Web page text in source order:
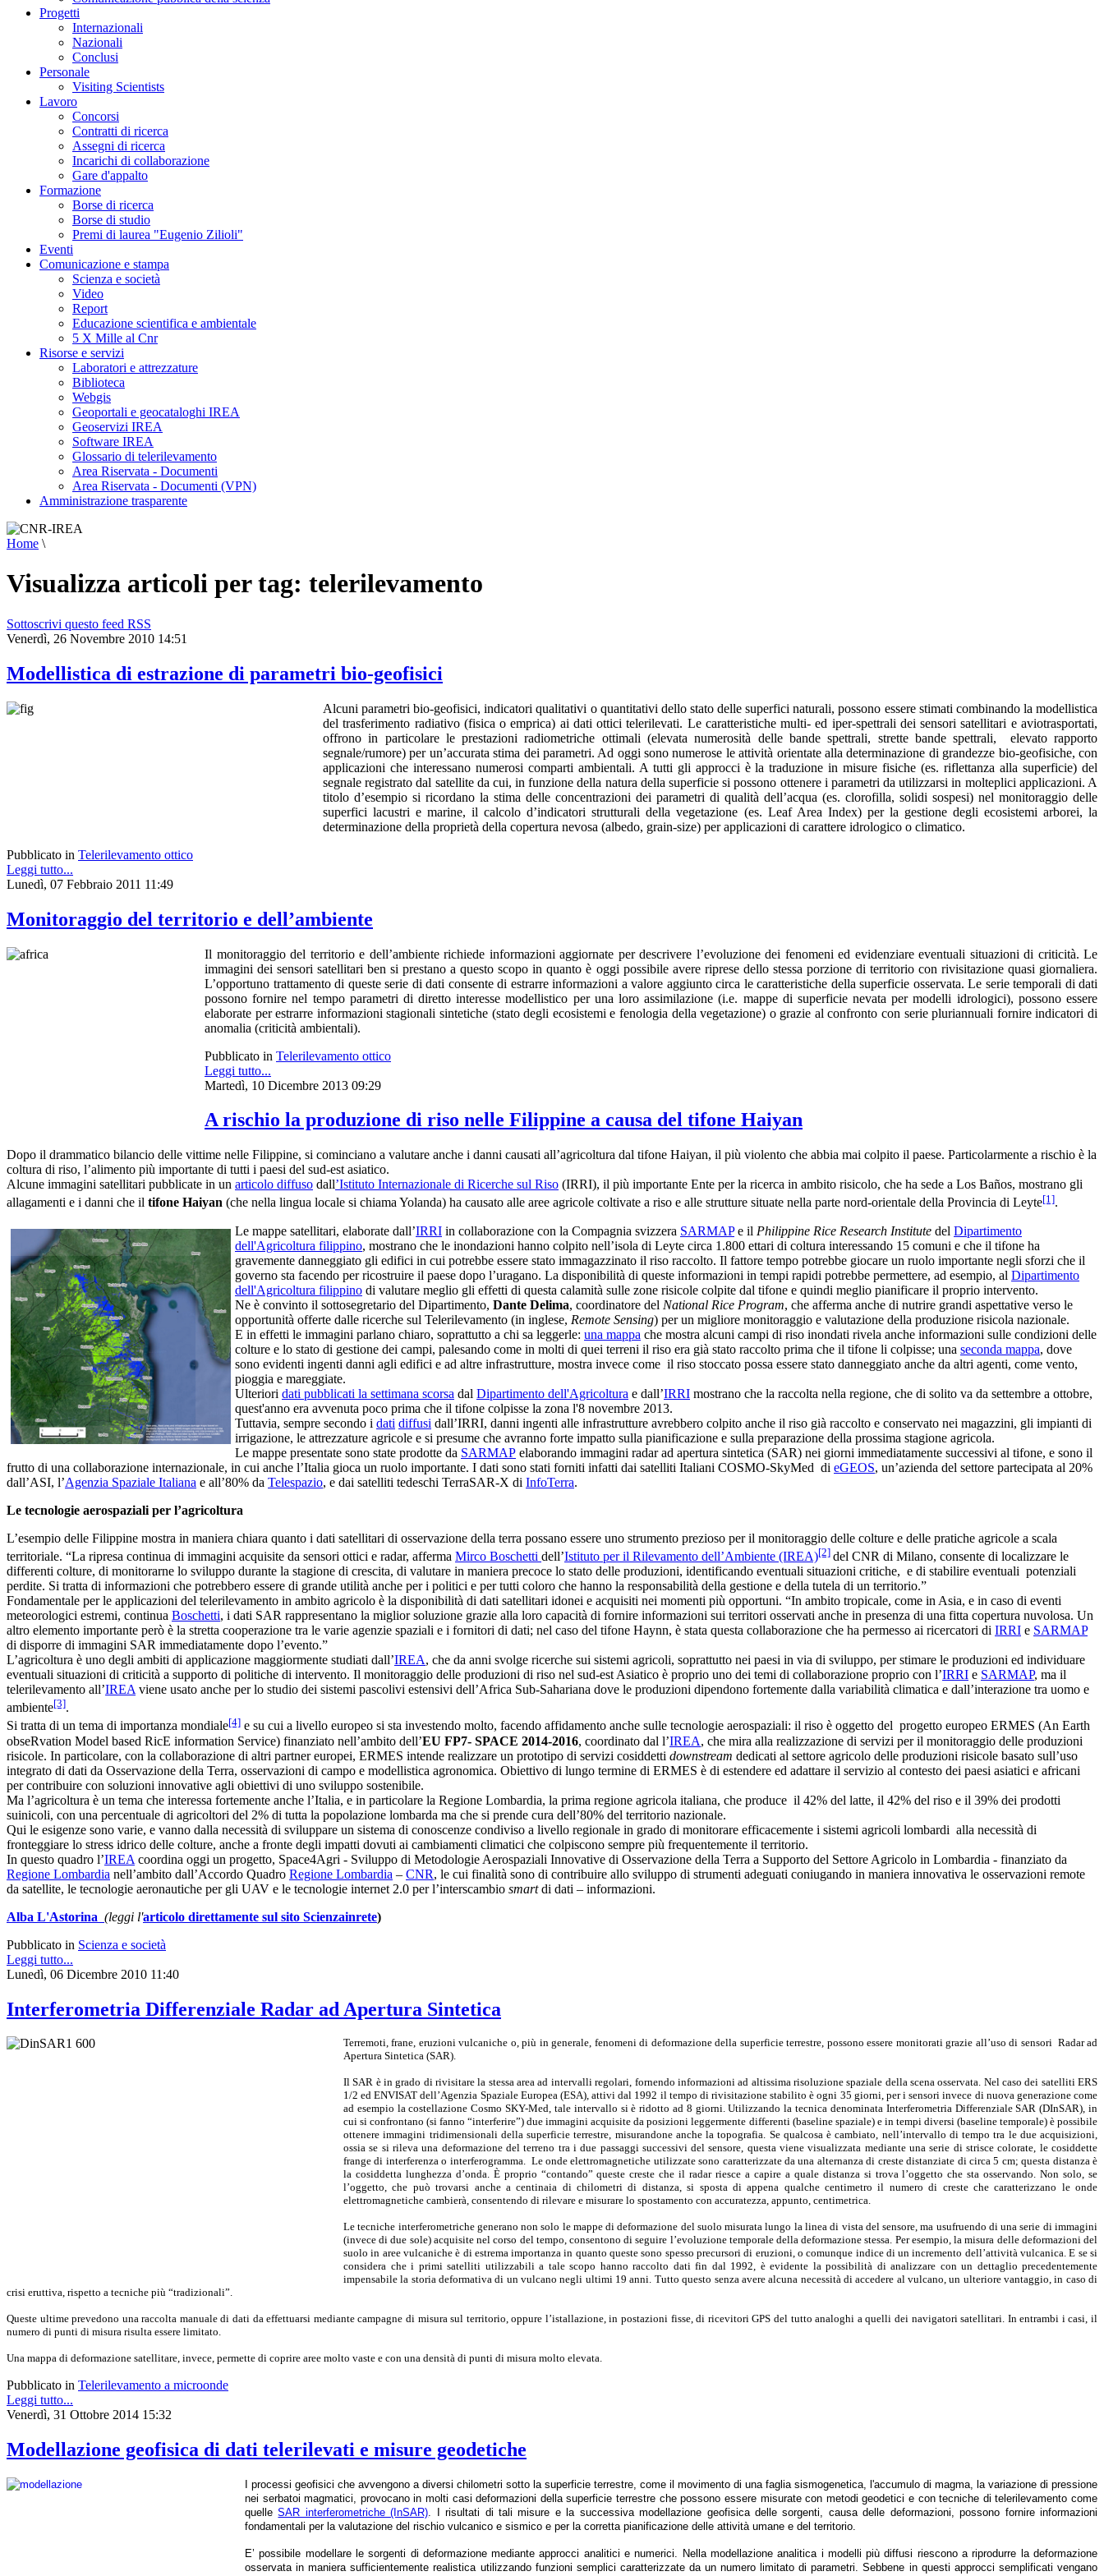
Progetti
Internazionali
Nazionali
Conclusi
Personale
Visiting Scientists
Lavoro
Concorsi
Contratti di ricerca
Assegni di ricerca
Incarichi di collaborazione
Gare d'appalto
Formazione
Borse di ricerca
Borse di studio
Premi di laurea "Eugenio Zilioli"
Eventi
Comunicazione e stampa
Scienza e società
Video
Report
Educazione scientifica e ambientale
5 X Mille al Cnr
Risorse e servizi
Laboratori e attrezzature
Biblioteca
Webgis
Geoportali e geocataloghi IREA
Geoservizi IREA
Software IREA
Glossario di telerilevamento
Area Riservata - Documenti
Area Riservata - Documenti (VPN)
Amministrazione trasparente
Home \
Visualizza articoli per tag: telerilevamento
Sottoscrivi questo feed RSS
Venerdì, 26 Novembre 2010 14:51
Modellistica di estrazione di parametri bio-geofisici
Alcuni parametri bio-geofisici, indicatori qualitativi o quantitativi dello stato delle superfici naturali, possono essere stimati combinando la modellistica
del trasferimento radiativo (fisica o emprica) ai dati ottici telerilevati. Le caratteristiche multi- ed iper-spettrali dei sensori satellitari e aviotrasportati,
offrono in particolare le prestazioni radiometriche ottimali (elevata numerosità delle bande spettrali, strette bande spettrali, elevato rapporto
segnale/rumore) per un’accurata stima dei parametri. Ad oggi sono numerose le attività orientate alla determinazione di grandezze bio-geofisiche, con
applicazioni che interessano numerosi comparti ambientali. A tutti gli approcci è la traduzione in misure fisiche (es. riflettanza alla superficie) del
segnale registrato dal satellite da cui, in funzione della natura della superficie si possono ottenere i parametri da utilizzarsi in molteplici applicazioni. A
titolo d’esempio si ricordano la stima delle concentrazioni dei parametri di qualità dell’acqua (es. clorofilla, solidi sospesi) nel monitoraggio delle
superfici lacustri e marine, il calcolo d’indicatori strutturali della vegetazione (es. Leaf Area Index) per la gestione degli ecosistemi arborei, la
determinazione della proprietà della copertura nevosa (albedo, grain-size) per applicazioni di carattere idrologico o climatico.
Pubblicato in Telerilevamento ottico
Leggi tutto...
Lunedì, 07 Febbraio 2011 11:49
Monitoraggio del territorio e dell’ambiente
Il monitoraggio del territorio e dell’ambiente richiede informazioni aggiornate per descrivere l’evoluzione dei fenomeni ed evidenziare eventuali situazioni di criticità. Le
immagini dei sensori satellitari ben si prestano a questo scopo in quanto è oggi possibile avere riprese dello stessa porzione di territorio con rivisitazione quasi giornaliera.
L’opportuno trattamento di queste serie di dati consente di estrarre informazioni a valore aggiunto circa le caratteristiche della superficie osservata. Le serie temporali di dati
possono fornire nel tempo parametri di diretto interesse modellistico per una loro assimilazione (i.e. mappe di superficie nevata per modelli idrologici), possono essere
elaborate per estrarre informazioni stagionali sintetiche (stato degli ecosistemi e fenologia della vegetazione) o grazie al confronto con serie pluriannuali fornire indicatori di
anomalia (criticità ambientali).
Pubblicato in Telerilevamento ottico
Leggi tutto...
Martedì, 10 Dicembre 2013 09:29
A rischio la produzione di riso nelle Filippine a causa del tifone Haiyan
Dopo il drammatico bilancio delle vittime nelle Filippine, si cominciano a valutare anche i danni causati all’agricoltura dal tifone Haiyan, il più violento che abbia mai colpito il paese. Particolarmente a rischio è la
coltura di riso, l’alimento più importante di tutti i paesi del sud-est asiatico.
Alcune immagini satellitari pubblicate in un articolo diffuso dall’Istituto Internazionale di Ricerche sul Riso (IRRI), il più importante Ente per la ricerca in ambito risicolo, che ha sede a Los Baños, mostrano gli
allagamenti e i danni che il tifone Haiyan (che nella lingua locale si chiama Yolanda) ha causato alle aree agricole coltivate a riso e alle strutture situate nella parte nord-orientale della Provincia di Leyte[1].
Le mappe satellitari, elaborate dall’IRRI in collaborazione con la Compagnia svizzera SARMAPe il Philippine Rice Research Institute del Dipartimento
dell'Agricoltura filippino, mostrano che le inondazioni hanno colpito nell’isola di Leyte circa 1.800 ettari di coltura interessando 15 comuni e che il tifone ha
gravemente danneggiato gli edifici in cui potrebbe essere stato immagazzinato il riso raccolto. Il fattore tempo potrebbe giocare un ruolo importante negli sforzi che il
governo sta facendo per ricostruire il paese dopo l’uragano. La disponibilità di queste informazioni in tempi rapidi potrebbe permettere, ad esempio, al Dipartimento
dell'Agricoltura filippino di valutare meglio gli effetti di questa calamità sulle zone risicole colpite dal tifone e quindi meglio pianificare il proprio intervento.
Ne è convinto il sottosegretario del Dipartimento, Dante Delima, coordinatore del National Rice Program, che afferma anche di nutrire grandi aspettative verso le
opportunità offerte dalle ricerche sul Telerilevamento (in inglese, Remote Sensing) per un migliore monitoraggio e valutazione della produzione risicola nazionale.
E in effetti le immagini parlano chiaro, soprattutto a chi sa leggerle: una mappa che mostra alcuni campi di riso inondati rivela anche informazioni sulle condizioni delle
colture e lo stato di gestione dei campi, palesando come in molti di quei terreni il riso era già stato raccolto prima che il tifone li colpisse; una seconda mappa, dove
sono evidenti ingenti danni agli edifici e ad altre infrastrutture, mostra invece come il riso stoccato possa essere stato danneggiato anche da altri agenti, come vento,
pioggia e mareggiate.
Ulteriori dati pubblicati la settimana scorsa dal Dipartimento dell'Agricoltura e dall’IRRI mostrano che la raccolta nella regione, che di solito va da settembre a ottobre,
quest'anno era avvenuta poco prima che il tifone colpisse la zona l'8 novembre 2013.
Tuttavia, sempre secondo i dati diffusi dall’IRRI, danni ingenti alle infrastrutture avrebbero colpito anche il riso già raccolto e conservato nei magazzini, gli impianti di
irrigazione, le attrezzature agricole e si presume che avranno forte impatto sulla pianificazione e sulla preparazione della prossima stagione agricola.
Le mappe presentate sono state prodotte da SARMAP elaborando immagini radar ad apertura sintetica (SAR) nei giorni immediatamente successivi al tifone, e sono il
frutto di una collaborazione internazionale, in cui anche l’Italia gioca un ruolo importante. I dati sono stati forniti infatti dai satelliti Italiani COSMO-SkyMed di eGEOS, un’azienda del settore partecipata al 20%
dall’ASI, l’Agenzia Spaziale Italiana e all’80% da Telespazio, e dai satelliti tedeschi TerraSAR-X di InfoTerra.
Le tecnologie aerospaziali per l’agricoltura
L’esempio delle Filippine mostra in maniera chiara quanto i dati satellitari di osservazione della terra possano essere uno strumento prezioso per il monitoraggio delle colture e delle pratiche agricole a scala
territoriale. “La ripresa continua di immagini acquisite da sensori ottici e radar, afferma Mirco Boschetti dell’Istituto per il Rilevamento dell’Ambiente (IREA)[2] del CNR di Milano, consente di localizzare le
differenti colture, di monitorarne lo sviluppo durante la stagione di crescita, di valutare in maniera precoce lo stato delle produzioni, identificando eventuali situazioni critiche, e di stabilire eventuali potenziali
perdite. Si tratta di informazioni che potrebbero essere di grande utilità anche per i politici e per tutti coloro che hanno la responsabilità della gestione e della tutela di un territorio.”
Fondamentale per le applicazioni del telerilevamento in ambito agricolo è la disponibilità di dati satellitari idonei e acquisiti nei momenti più opportuni. “In ambito tropicale, come in Asia, e in caso di eventi
meteorologici estremi, continua Boschetti, i dati SAR rappresentano la miglior soluzione grazie alla loro capacità di fornire informazioni sui territori osservati anche in presenza di una fitta copertura nuvolosa. Un
altro elemento importante però è la stretta cooperazione tra le varie agenzie spaziali e i fornitori di dati; nel caso del tifone Haynn, è stata questa collaborazione che ha permesso ai ricercatori di IRRI e SARMAP
di disporre di immagini SAR immediatamente dopo l’evento.”
L’agricoltura è uno degli ambiti di applicazione maggiormente studiati dall’IREA, che da anni svolge ricerche sui sistemi agricoli, soprattutto nei paesi in via di sviluppo, per stimare le produzioni ed individuare
eventuali situazioni di criticità a supporto di politiche di intervento. Il monitoraggio delle produzioni di riso nel sud-est Asiatico è proprio uno dei temi di collaborazione proprio con l’IRRI e SARMAP, ma il
telerilevamento all’IREA viene usato anche per lo studio dei sistemi pascolivi estensivi dell’Africa Sub-Sahariana dove le produzioni dipendono fortemente dalla variabilità climatica e dall’interazione tra uomo e
ambiente[3].
Si tratta di un tema di importanza mondiale[4] e su cui a livello europeo si sta investendo molto, facendo affidamento anche sulle tecnologie aerospaziali: il riso è oggetto del progetto europeo ERMES (An Earth
obseRvation Model based RicE information Service) finanziato nell’ambito dell’EU FP7- SPACE 2014-2016, coordinato dal l’IREA, che mira alla realizzazione di servizi per il monitoraggio delle produzioni
risicole. In particolare, con la collaborazione di altri partner europei, ERMES intende realizzare un prototipo di servizi cosiddetti downstream dedicati al settore agricolo delle produzioni risicole basato sull’uso
integrato di dati da Osservazione della Terra, osservazioni di campo e modellistica agronomica. Obiettivo di lungo termine di ERMES è di estendere ed adattare il servizio al contesto dei paesi asiatici e africani
per contribuire con soluzioni innovative agli obiettivi di uno sviluppo sostenibile.
Ma l’agricoltura è un tema che interessa fortemente anche l’Italia, e in particolare la Regione Lombardia, la prima regione agricola italiana, che produce il 42% del latte, il 42% del riso e il 39% dei prodotti
suinicoli, con una percentuale di agricoltori del 2% di tutta la popolazione lombarda ma che si prende cura dell’80% del territorio nazionale.
Qui le esigenze sono varie, e vanno dalla necessità di sviluppare un sistema di conoscenze condiviso a livello regionale in grado di monitorare efficacemente i sistemi agricoli lombardi alla necessità di
fronteggiare lo stress idrico delle colture, anche a fronte degli impatti dovuti ai cambiamenti climatici che colpiscono sempre più frequentemente il territorio.
In questo quadro l’IREA coordina oggi un progetto, Space4Agri - Sviluppo di Metodologie Aerospaziali Innovative di Osservazione della Terra a Supporto del Settore Agricolo in Lombardia - finanziato da
Regione Lombardia nell’ambito dall’Accordo Quadro Regione Lombardia – CNR, le cui finalità sono di contribuire allo sviluppo di strumenti adeguati coniugando in maniera innovativa le osservazioni remote
da satellite, le tecnologie aeronautiche per gli UAV e le tecnologie internet 2.0 per l’interscambio smartdi dati – informazioni.
Alba L'Astorina (leggi l'articolo direttamente sul sito Scienzainrete)
Pubblicato in Scienza e società
Leggi tutto...
Lunedì, 06 Dicembre 2010 11:40
Interferometria Differenziale Radar ad Apertura Sintetica
Terremoti, frane, eruzioni vulcaniche o, più in generale, fenomeni di deformazione della superficie terrestre, possono essere monitorati grazie all’uso di sensori Radar ad
Apertura Sintetica (SAR).
Il SAR è in grado di rivisitare la stessa area ad intervalli regolari, fornendo informazioni ad altissima risoluzione spaziale della scena osservata. Nel caso dei satelliti ERS
1/2 ed ENVISAT dell’Agenzia Spaziale Europea (ESA), attivi dal 1992 il tempo di rivisitazione stabilito è ogni 35 giorni, per i sensori invece di nuova generazione come
ad esempio la costellazione Cosmo SKY-Med, tale intervallo si è ridotto ad 8 giorni. Utilizzando la tecnica denominata Interferometria Differenziale SAR (DInSAR), in
cui si confrontano (si fanno “interferire”) due immagini acquisite da posizioni leggermente differenti (baseline spaziale) e in tempi diversi (baseline temporale) è possibile
ottenere immagini tridimensionali della superficie terrestre, misurandone anche la topografia. Se qualcosa è cambiato, nell’intervallo di tempo tra le due acquisizioni,
ossia se si rileva una deformazione del terreno tra i due passaggi successivi del sensore, questa viene visualizzata mediante una serie di strisce colorate, le cosiddette
frange di interferenza o interferogramma. Le onde elettromagnetiche utilizzate sono caratterizzate da una alternanza di creste distanziate di circa 5 cm; questa distanza è
la cosiddetta lunghezza d’onda. È proprio “contando” queste creste che il radar riesce a capire a quale distanza si trova l’oggetto che sta osservando. Non solo, se
l’oggetto, che può trovarsi anche a centinaia di chilometri di distanza, si sposta di appena qualche centimetro il numero di creste che caratterizzano le onde
elettromagnetiche cambierà, consentendo di rilevare e misurare lo spostamento con accuratezza, appunto, centimetrica.
Le tecniche interferometriche generano non solo le mappe di deformazione del suolo misurata lungo la linea di vista del sensore, ma usufruendo di una serie di immagini
(invece di due sole) acquisite nel corso del tempo, consentono di seguire l’evoluzione temporale della deformazione stessa. Per esempio, la misura delle deformazioni del
suolo in aree vulcaniche è di estrema importanza in quanto queste sono spesso precursori di eruzioni, o comunque indice di un incremento dell’attività vulcanica. E se si
considera che i primi satelliti utilizzabili a tale scopo hanno raccolto dati fin dal 1992, è evidente la possibilità di analizzare con un dettaglio precedentemente
impensabile la storia deformativa di un vulcano negli ultimi 19 anni. Tutto questo senza avere alcuna necessità di accedere al vulcano, un ulteriore vantaggio, in caso di
crisi eruttiva, rispetto a tecniche più “tradizionali”.
Queste ultime prevedono una raccolta manuale di dati da effettuarsi mediante campagne di misura sul territorio, oppure l’istallazione, in postazioni fisse, di ricevitori GPS del tutto analoghi a quelli dei navigatori satellitari. In entrambi i casi, il
numero di punti di misura risulta essere limitato.
Una mappa di deformazione satellitare, invece, permette di coprire aree molto vaste e con una densità di punti di misura molto elevata.
Pubblicato in Telerilevamento a microonde
Leggi tutto...
Venerdì, 31 Ottobre 2014 15:32
Modellazione geofisica di dati telerilevati e misure geodetiche
I processi geofisici che avvengono a diversi chilometri sotto la superficie terrestre, come il movimento di una faglia sismogenetica, l'accumulo di magma, la variazione di pressione
nei serbatoi magmatici, provocano in molti casi deformazioni della superficie terrestre che possono essere misurate con metodi geodetici e con tecniche di telerilevamento come
quelleSAR interferometriche (InSAR). I risultati di tali misure e la successiva modellazione geofisica delle sorgenti, causa delle deformazioni, possono fornire informazioni
fondamentali per la valutazione del rischio vulcanico e sismico e per la corretta pianificazione delle attività umane e del territorio.
E’ possibile modellare le sorgenti di deformazione mediante approcci analitici e numerici. Nella modellazione analitica i modelli più diffusi riescono a riprodurre la deformazione
osservata in maniera sufficientemente realistica utilizzando funzioni semplici caratterizzate da un numero limitato di parametri. Sebbene in questi approcci semplificati vengano